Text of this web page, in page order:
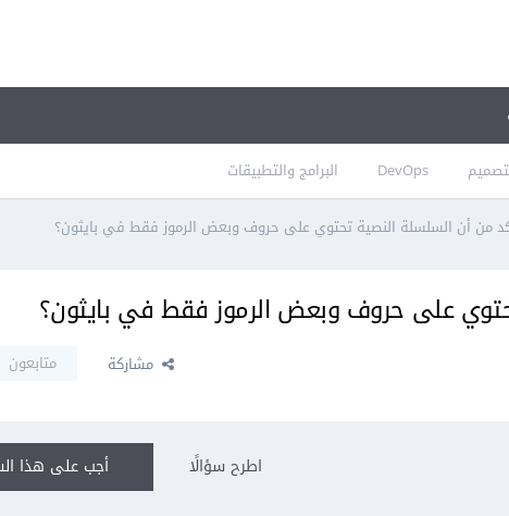
DevOps البرامج والتطبيقات
من أن السلسلة النصية تحتوي على حروف وبعض الرموز فقط في بايثون؟
على حروف وبعض الرموز فقط في بايثون؟
مشاركة متابعون
أجب على هذا اطرح سؤالًا